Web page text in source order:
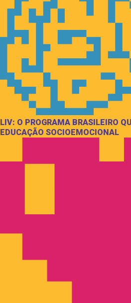
LIV: O PROGRAMA BRASILEIRO
EDUCAÇÃO SOCIOEMOCIONAL